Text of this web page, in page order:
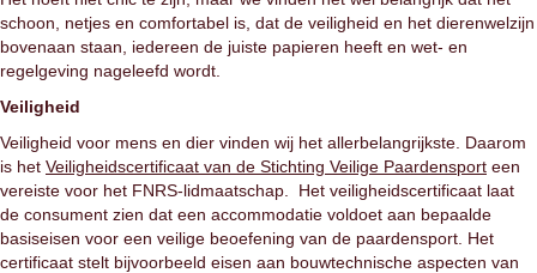
schoon, netjes en comfortabel is, dat de veiligheid en het dierenwelzijn
bovenaan staan, iedereen de juiste papieren heeft en wet- en
regelgeving nageleefd wordt.
Veiligheid
Veiligheid voor mens en dier vinden wij het allerbelangrijkste. Daarom
is het Veiligheidscertificaat van de Stichting Veilige Paardensport een
vereiste voor het FNRS-lidmaatschap. Het veiligheidscertificaat laat
de consument zien dat een accommodatie voldoet aan bepaalde
basiseisen voor een veilige beoefening van de paardensport. Het
certificaat stelt bijvoorbeeld eisen aan bouwtechnische aspecten van